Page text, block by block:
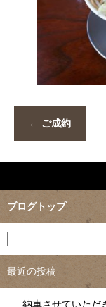
← ご成約
ブログトップ
最近の投稿
納車させていただ